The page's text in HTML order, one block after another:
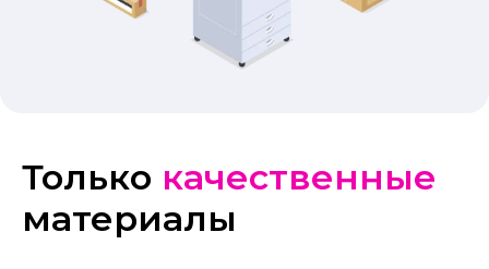
Только качественные
материалы